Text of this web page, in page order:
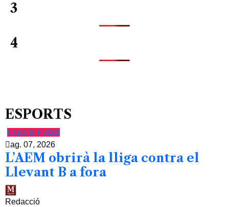
3
4
ESPORTS
Esports Futbol
ag. 07, 2026
L’AEM obrirà la lliga contra el
Llevant B a fora
Redacció